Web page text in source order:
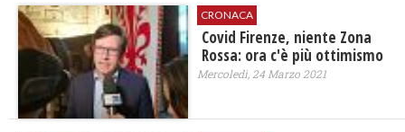
CRONACA
Covid Firenze, niente Zona
Rossa: ora c'è più ottimismo
Mercoledì, 24 Marzo 2021